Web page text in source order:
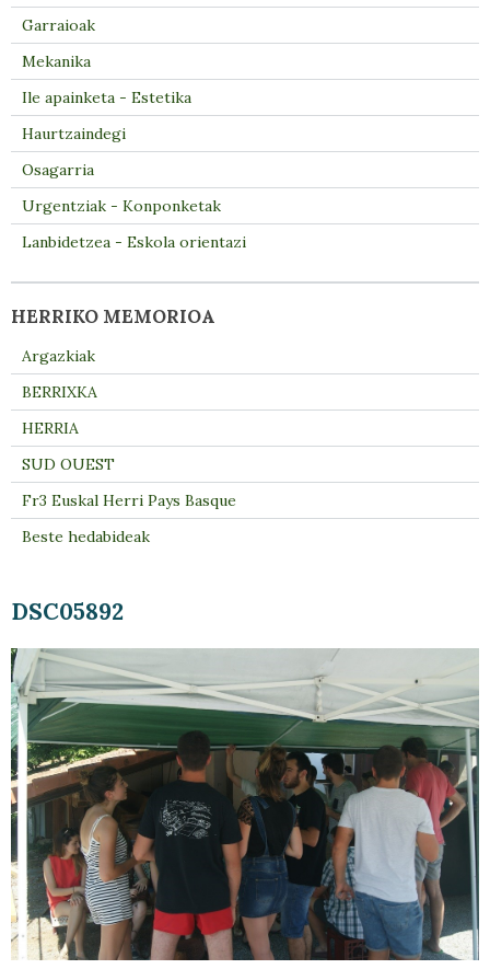
DSC05892
Garraioak
Mekanika
Ile apainketa - Estetika
Haurtzaindegi
Osagarria
Urgentziak - Konponketak
Lanbidetzea - Eskola orientazi
HERRIKO MEMORIOA
Argazkiak
BERRIXKA
HERRIA
SUD OUEST
Fr3 Euskal Herri Pays Basque
Beste hedabideak